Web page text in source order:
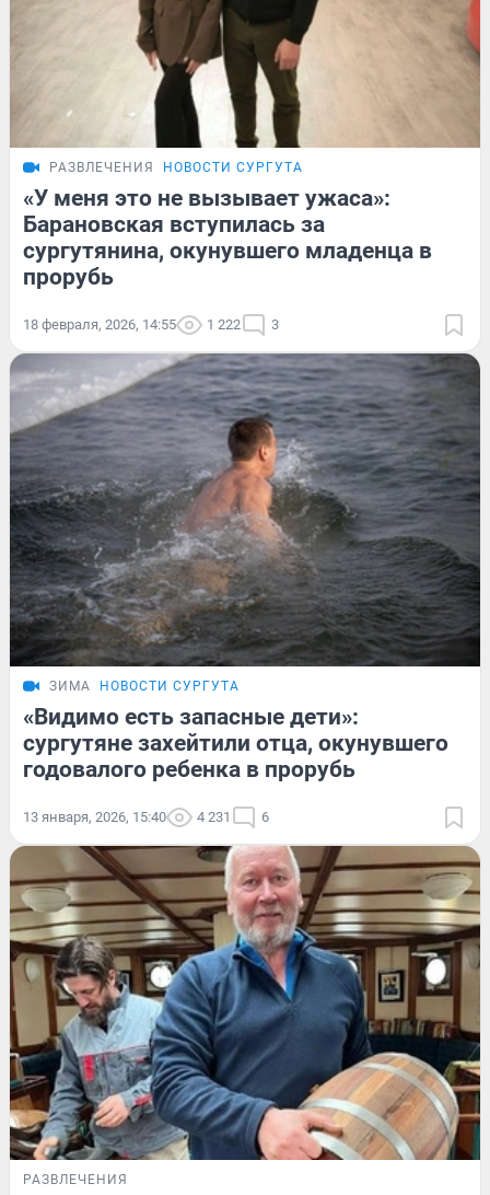
РАЗВЛЕЧЕНИЯ НОВОСТИ СУРГУТА
«У меня это не вызывает ужаса»:
Барановская вступилась за
сургутянина, окунувшего младенца в
прорубь
18 февраля, 2026, 14:55 1 222 3
ЗИМА НОВОСТИ СУРГУТА
«Видимо есть запасные дети»:
сургутяне захейтили отца, окунувшего
годовалого ребенка в прорубь
13 января, 2026, 15:40 4 231 6
РАЗВЛЕЧЕНИЯ